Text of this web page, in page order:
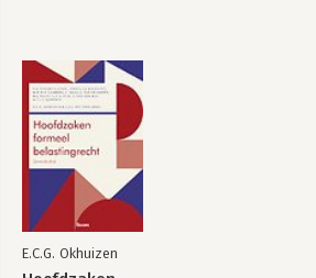
E.C.G. Okhuizen